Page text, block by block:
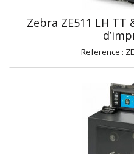
Zebra ZE511 LH
Reference :